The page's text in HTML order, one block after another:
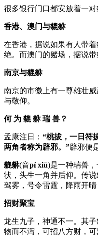
很多银行门口都安放着一对
香港、澳门与貔貅
在香港，据说如果有人带
绝。而澳门的赌场，据说带
南京与貔貅
南京的市徽上有一尊雄壮
与敬仰。
何 为 貔 貅 瑞 兽？
孟康注日： “桃拔，一日符
两角者称为辟邪。”辟邪便
貔貅(音pí xiū)是一种瑞兽
状，头生一角并后仰。传
驾雾，号令雷霆，降雨开晴
招财聚宝
龙生九子，神通不一。其
物而不泻，可招八方财，